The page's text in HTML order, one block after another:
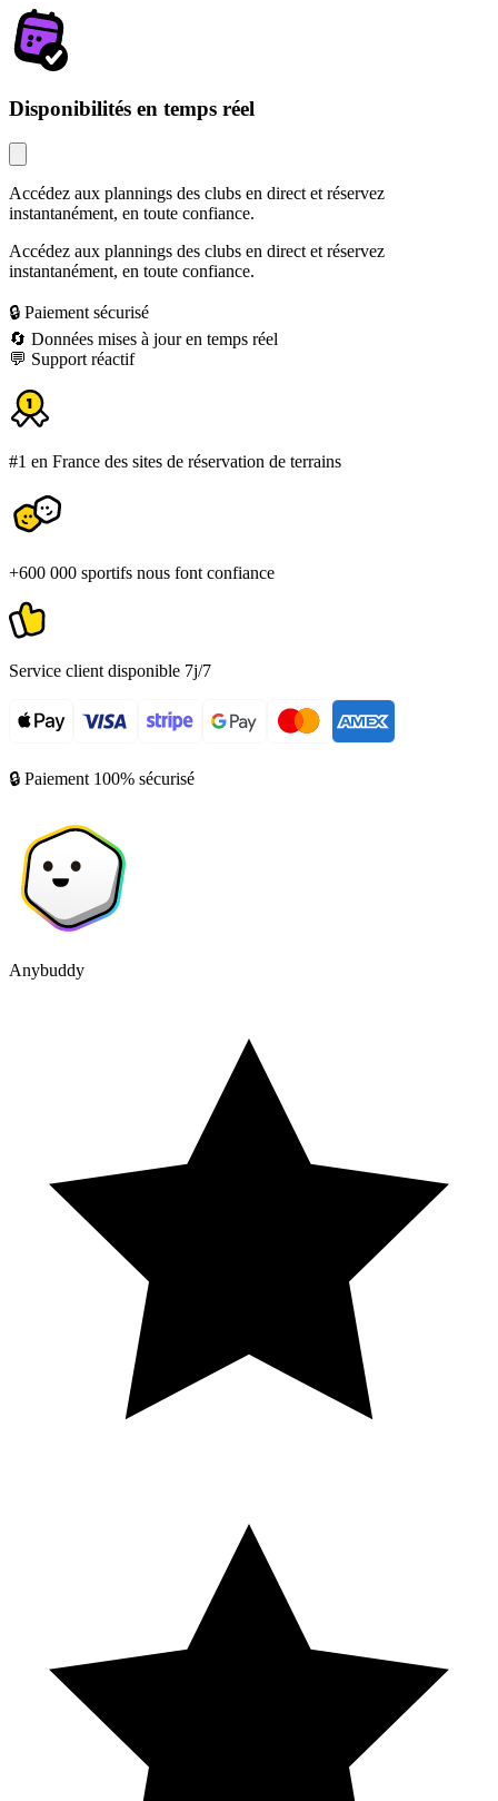
Disponibilités en temps réel
Accédez aux plannings des clubs en direct et réservez
instantanément, en toute confiance.
Accédez aux plannings des clubs en direct et réservez
instantanément, en toute confiance.
🔒 Paiement sécurisé
🔄 Données mises à jour en temps réel
💬 Support réactif
#1 en France des sites de réservation de terrains
+600 000 sportifs nous font confiance
Service client disponible 7j/7
🔒 Paiement 100% sécurisé
Anybuddy